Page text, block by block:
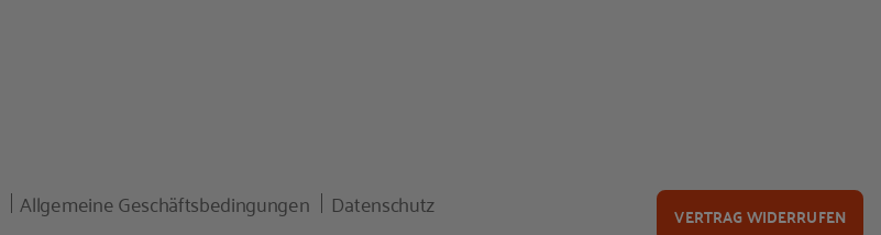
Allgemeine Geschäftsbedingungen Datenschutz VERTRAG WIDERRUFEN